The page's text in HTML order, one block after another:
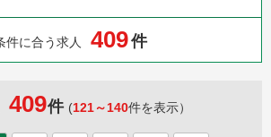
件に合う求人 409件
409件 (121～140件を表示）